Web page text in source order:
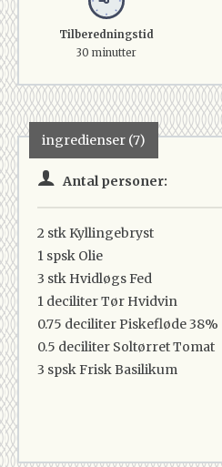
Tilberedningstid
30 minutter
ingredienser (7)
Antal personer:
2 stk Kyllingebryst
1 spsk Olie
3 stk Hvidløgs Fed
1 deciliterTør Hvidvin
0.75 deciliterPiskefløde 38%
0.5 deciliter Soltørret Tomat
3 spskFrisk Basilikum